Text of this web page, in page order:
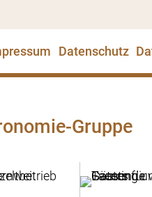
Datenschutz
Gruppe